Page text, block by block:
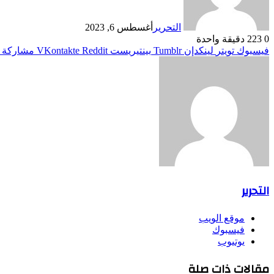
التحرير أغسطس 6, 2023
0
دقيقة واحدة
فيسبوك تويتر لينكدإن بينتيريست مشاركة
التحرير
موقع الويب
فيسبوك
يوتيوب
مقالات ذات صلة